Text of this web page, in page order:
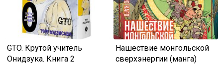
GTO. Крутой учитель
Онидзука. Книга 2
Нашествие монгольской
сверхэнергии (манга)